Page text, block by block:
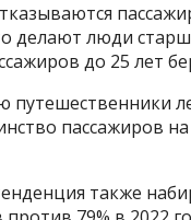
делают люди
до 25 лет
путешественники
пассажиров
также